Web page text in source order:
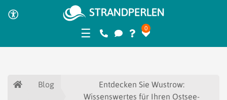
☰ 0
Blog
Entdecken Sie Wustrow:
Wissenswertes für Ihren Ostsee-